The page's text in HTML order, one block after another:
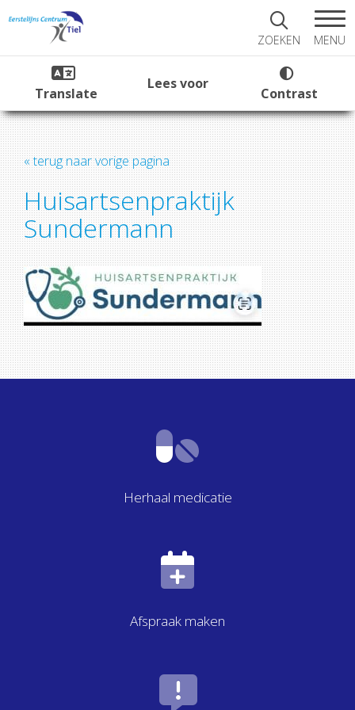
ZOEKEN MENU
Translate
Lees voor
Contrast
« terug naar vorige pagina
Huisartsenpraktijk
Sundermann
Herhaal medicatie
Afspraak maken